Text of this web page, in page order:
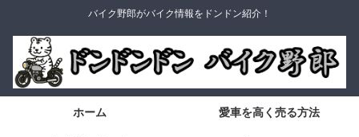
バイク野郎がバイク情報をドンドン紹介！
ホーム 愛車を高く売る方法